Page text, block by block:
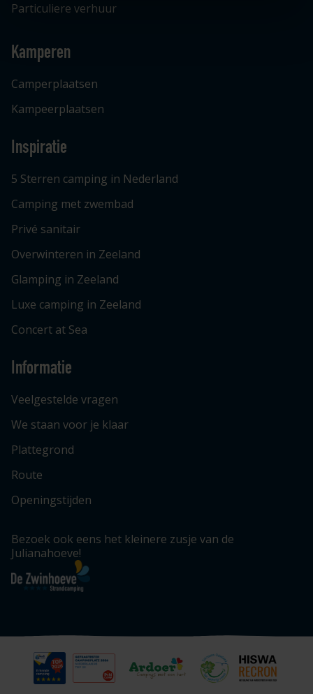
Particuliere verhuur
Kamperen
Camperplaatsen
Kampeerplaatsen
Inspiratie
5 Sterren camping in Nederland
Camping met zwembad
Privé sanitair
Overwinteren in Zeeland
Glamping in Zeeland
Luxe camping in Zeeland
Concert at Sea
Informatie
Veelgestelde vragen
We staan voor je klaar
Plattegrond
Route
Openingstijden
Bezoek ook eens het kleinere zusje van de
Julianahoeve!